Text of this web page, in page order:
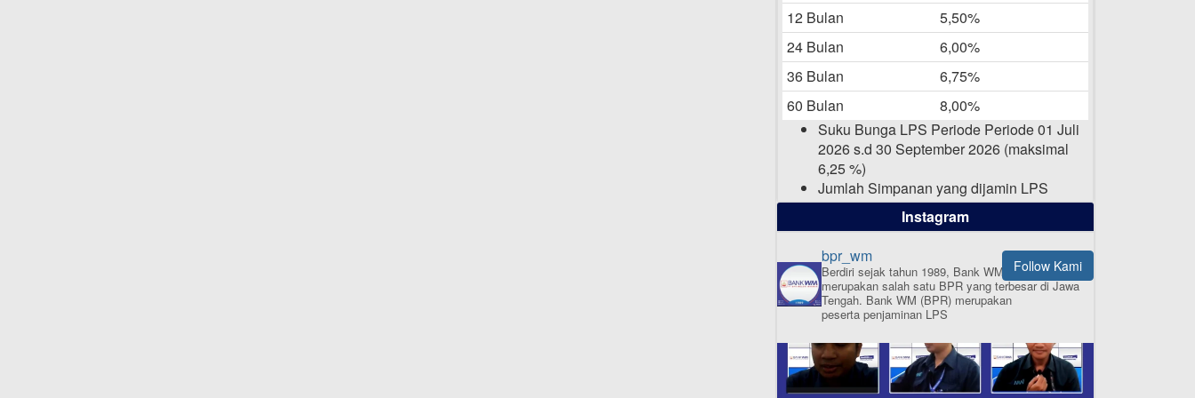
06-05-2025
Daftar Pemenang Undian
TAMASHA Bulan April 2025
Pengumuman Nama Baru
Perusahaan
03-03-2025
12 Bulan
5,50%
24 Bulan
6,00%
36 Bulan
6,75%
60 Bulan
8,00%
Suku Bunga LPS Periode Periode 01 Juli
2026 s.d 30 September 2026 (maksimal
6,25 %)
Jumlah Simpanan yang dijamin LPS
maksimal sampai dengan 2 Milyar Rupiah
per nasabah dalam satu bank
ISI APLIKASI SEKARANG
Instagram
Follow Kami
bpr_wm
Berdiri sejak tahun 1989, Bank WM (BPR)
merupakan salah satu BPR yang terbesar di Jawa
Tengah. Bank WM (BPR) merupakan
peserta penjaminan LPS